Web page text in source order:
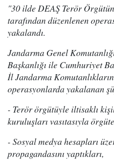
"30 ilde DEAŞ Terör
tarafından düzenlenen
yakalandı.
Jandarma Genel
Başkanlığı ile Cumhuriyet
İl Jandarma
operasyonlarda yakalanan
- Terör örgütüyle iltisaklı
kuruluşları vasıtasıyla
- Sosyal medya hesapları
propagandasını yaptıkları,